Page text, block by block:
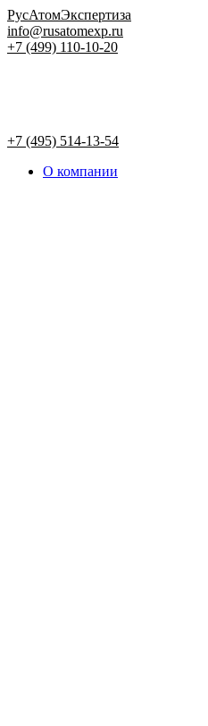
РусАтомЭкспертиза
info@rusatomexp.ru
+7 (499) 110-10-20
+7 (495) 514-13-54
О компании